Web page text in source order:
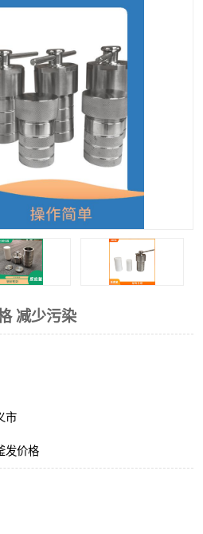
减少污染
市
发价格
五抽头循环水真空泵
多功能油浴锅
低温恒温反应浴槽
电动搅拌器